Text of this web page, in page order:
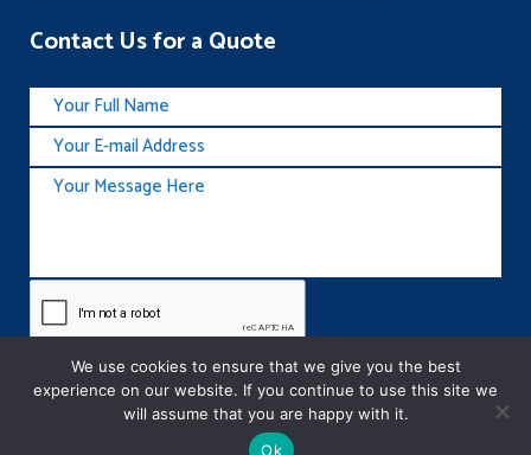
Contact Us for a Quote
We use cookies to ensure that we give you the best
experience on our website. If you continue to use this site we
will assume that you are happy with it.
Ok